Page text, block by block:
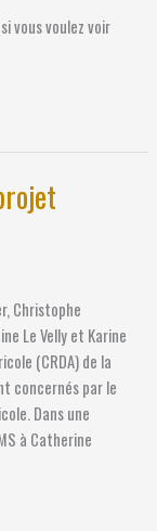
vous voulez voir
Christophe
Le Velly et Karine
(CRDA) de la
concernés par le
Dans une
à Catherine